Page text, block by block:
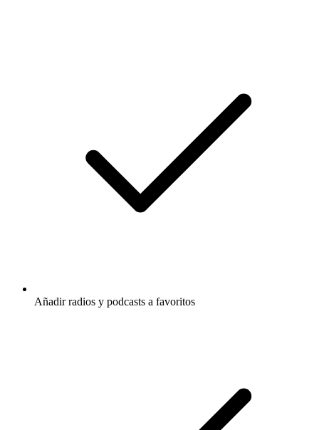
Añadir radios y podcasts a favoritos